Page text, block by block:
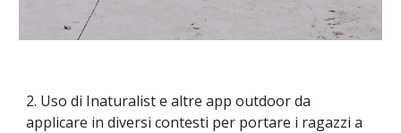
2. Uso di Inaturaliste altre app outdoor da
applicare in diversi contesti per portare i ragazzi a